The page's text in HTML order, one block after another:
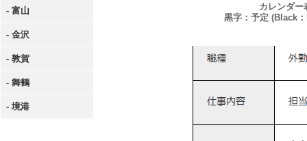
- 富山
- 金沢
- 敦賀
- 舞鶴
- 境港
カレンダー
黒字：予定 (Black